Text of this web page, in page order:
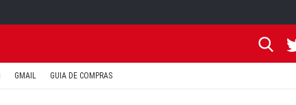
GMAIL GUIA DE COMPRAS